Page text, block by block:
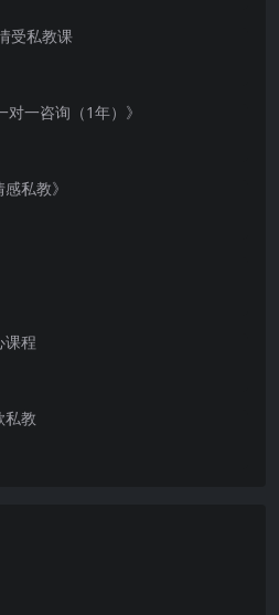
受私教课
一咨询（1年）》
私教》
课程
私教